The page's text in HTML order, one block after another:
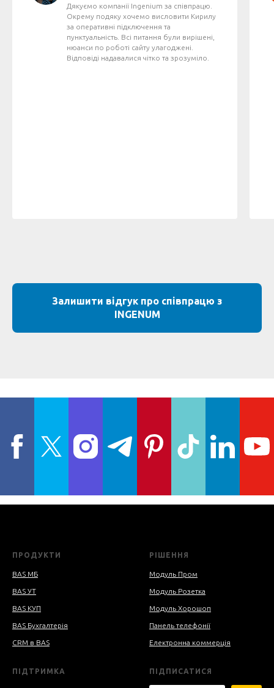
Дякуємо компанії Ingenium за співпрацю.
Окрему подяку хочемо висловити Кирилу
за оперативні підключення та
пунктуальність. Всі питання були вирішені,
нюанси по роботі сайту улагоджені.
Відповіді надавалися чітко та зрозуміло.
Залишити відгук про співпрацю з
INGENUM
ПРОДУКТИ
BAS МБ
BAS УТ
BAS КУП
BAS Бухгалтерія
CRM в BAS
РІШЕННЯ
Модуль Пром
Модуль Розетка
Модуль Хорошоп
Панель телефонії
Електронна коммерція
ПІДТРИМКА ПІДПИСАТИСЯ